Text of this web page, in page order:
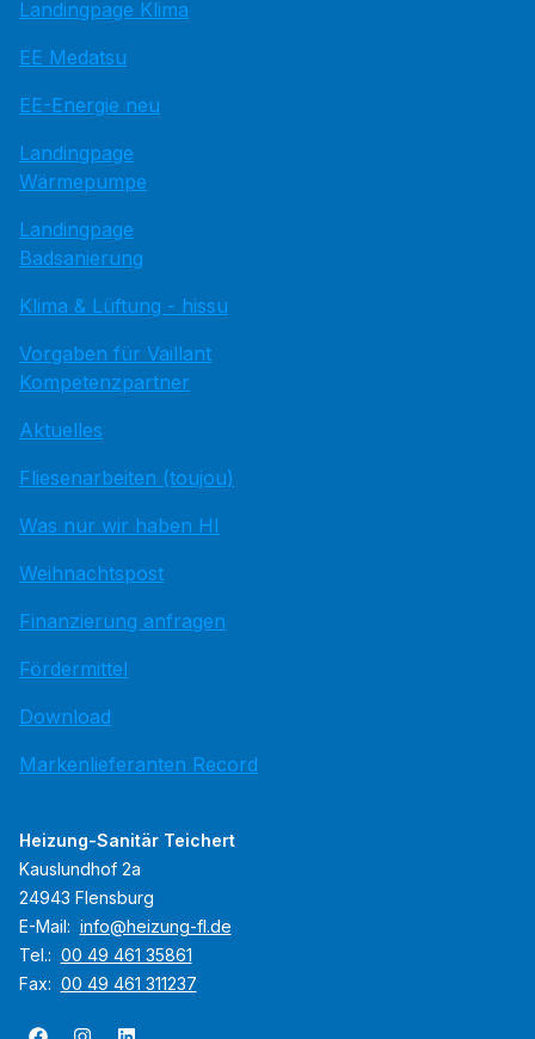
Landingpage Klima
EE Medatsu
EE-Energie neu
Landingpage
Wärmepumpe
Landingpage
Badsanierung
Klima & Lüftung - hissu
Vorgaben für Vaillant
Kompetenzpartner
Aktuelles
Fliesenarbeiten (toujou)
Was nur wir haben HI
Weihnachtspost
Finanzierung anfragen
Fördermittel
Download
Markenlieferanten Record
Heizung-Sanitär Teichert
Kauslundhof 2a
24943 Flensburg
E-Mail: info@heizung-fl.de
Tel.: 00 49 461 35861
Fax: 00 49 461 311237